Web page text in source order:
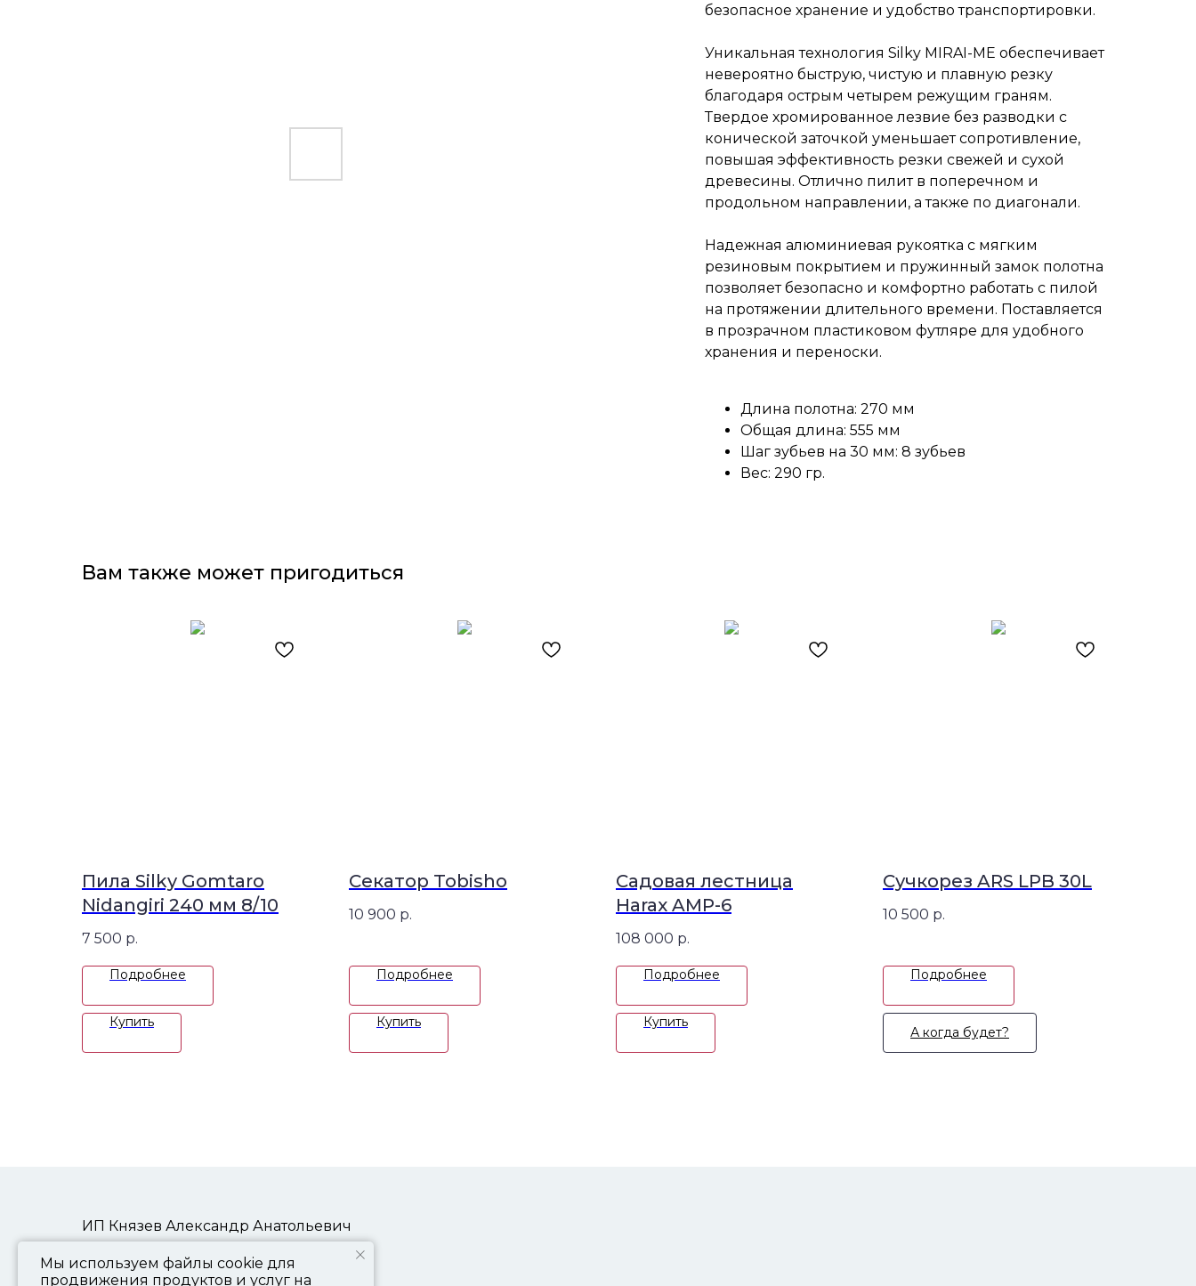
Мы используем файлы cookie для
продвижения продуктов и услуг на
безопасное хранение и удобство транспортировки.
Уникальная технология Silky MIRAI-ME обеспечивает
невероятно быструю, чистую и плавную резку
благодаря острым четырем режущим граням.
Твердое хромированное лезвие без разводки с
конической заточкой уменьшает сопротивление,
повышая эффективность резки свежей и сухой
древесины. Отлично пилит в поперечном и
продольном направлении, а также по диагонали.
Надежная алюминиевая рукоятка с мягким
резиновым покрытием и пружинный замок полотна
позволяет безопасно и комфортно работать с пилой
на протяжении длительного времени. Поставляется
в прозрачном пластиковом футляре для удобного
хранения и переноски.
Длина полотна: 270 мм
Общая длина: 555 мм
Шаг зубьев на 30 мм: 8 зубьев
Вес: 290 гр.
Вам также может пригодиться
Пила Silky Gomtaro
Nidangiri 240 мм 8/10
7 500 р.
Подробнее
Купить
Секатор Tobisho
10 900 р.
Подробнее
Купить
Садовая лестница
Harax AMP-6
108 000 р.
Подробнее
Купить
Сучкорез ARS LPB 30L
10 500 р.
Подробнее
А когда будет?
ИП Князев Александр Анатольевич
ИНН: 773000885320
+7 903 157 73 33